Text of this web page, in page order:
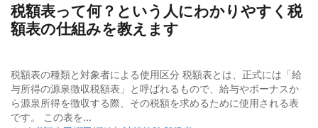
税額表って何？という人にわかりやすく税
額表の仕組みを教えます
税額表の種類と対象者による使用区分 税額表とは、正式には「給
与所得の源泉徴収税額表」と呼ばれるもので、給与やボーナスか
ら源泉所得を徴収する際、その税額を求めるために使用される表
です。 この表を...